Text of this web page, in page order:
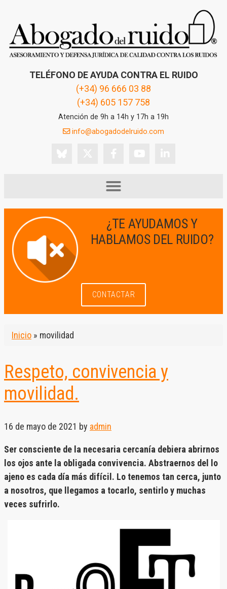
TELÉFONO DE AYUDA CONTRA EL RUIDO
(+34) 96 666 03 88
(+34) 605 157 758
Atención de 9h a 14h y 17h a 19h
info@abogadodelruido.com
¿TE AYUDAMOS Y
HABLAMOS DEL RUIDO?
CONTACTAR
Inicio » movilidad
Respeto, convivencia y
movilidad.
16 de mayo de 2021 by admin
Ser consciente de la necesaria cercanía debiera abrirnos
los ojos ante la obligada convivencia. Abstraernos del lo
ajeno es cada día más difícil. Lo tenemos tan cerca, junto
a nosotros, que llegamos a tocarlo, sentirlo y muchas
veces sufrirlo.